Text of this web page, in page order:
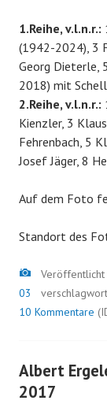
1.Reihe, v.l.n.r.:
(1942-2024), 3
Georg Dieterle,
2018) mit
2.Reihe, v.l.n.r.:
Kienzler, 3
Fehrenbach, 5
Josef Jäger, 8
Auf dem Foto
Standort des
Bild
Veröffentlicht
03
10 Kommentare
Albert
2017